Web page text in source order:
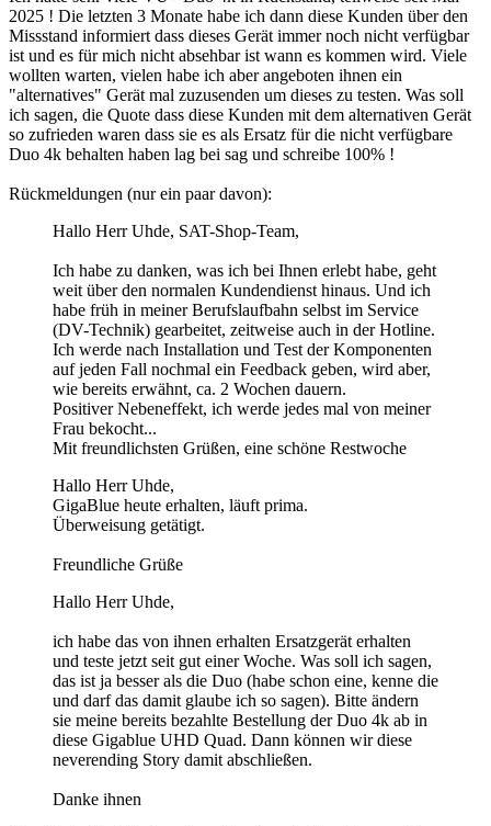
2025 ! Die letzten 3 Monate habe ich dann diese Kunden über den
Missstand informiert dass dieses Gerät immer noch nicht verfügbar
ist und es für mich nicht absehbar ist wann es kommen wird. Viele
wollten warten, vielen habe ich aber angeboten ihnen ein
"alternatives" Gerät mal zuzusenden um dieses zu testen. Was soll
ich sagen, die Quote dass diese Kunden mit dem alternativen Gerät
so zufrieden waren dass sie es als Ersatz für die nicht verfügbare
Duo 4k behalten haben lag bei sag und schreibe 100% !
Rückmeldungen (nur ein paar davon):
Hallo Herr Uhde, SAT-Shop-Team,
Ich habe zu danken, was ich bei Ihnen erlebt habe, geht
weit über den normalen Kundendienst hinaus. Und ich
habe früh in meiner Berufslaufbahn selbst im Service
(DV-Technik) gearbeitet, zeitweise auch in der Hotline.
Ich werde nach Installation und Test der Komponenten
auf jeden Fall nochmal ein Feedback geben, wird aber,
wie bereits erwähnt, ca. 2 Wochen dauern.
Positiver Nebeneffekt, ich werde jedes mal von meiner
Frau bekocht...
Mit freundlichsten Grüßen, eine schöne Restwoche
Hallo Herr Uhde,
GigaBlue heute erhalten, läuft prima.
Überweisung getätigt.
Freundliche Grüße
Hallo Herr Uhde,
ich habe das von ihnen erhalten Ersatzgerät erhalten
und teste jetzt seit gut einer Woche. Was soll ich sagen,
das ist ja besser als die Duo (habe schon eine, kenne die
und darf das damit glaube ich so sagen). Bitte ändern
sie meine bereits bezahlte Bestellung der Duo 4k ab in
diese Gigablue UHD Quad. Dann können wir diese
neverending Story damit abschließen.
Danke ihnen